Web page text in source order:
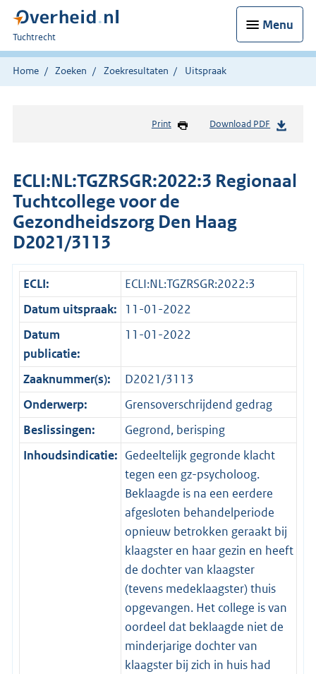
Menu
U
bent
hier:
Tuchtrecht
Home Zoeken Zoekresultaten Uitspraak
Print Download PDF
ECLI:NL:TGZRSGR:2022:3 Regionaal
Tuchtcollege voor de
Gezondheidszorg Den Haag
D2021/3113
ECLI:
ECLI:NL:TGZRSGR:2022:3
Datum uitspraak:
11-01-2022
Datum
publicatie:
11-01-2022
Zaaknummer(s):
D2021/3113
Onderwerp:
Grensoverschrijdend gedrag
Beslissingen:
Gegrond, berisping
Inhoudsindicatie: Gedeeltelijk gegronde klacht
tegen een gz-psycholoog.
Beklaagde is na een eerdere
afgesloten behandelperiode
opnieuw betrokken geraakt bij
klaagster en haar gezin en heeft
de dochter van klaagster
(tevens medeklaagster) thuis
opgevangen. Het college is van
oordeel dat beklaagde niet de
minderjarige dochter van
klaagster bij zich in huis had